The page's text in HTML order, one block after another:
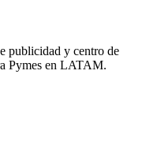
publicidad y centro de
Pymes en LATAM.